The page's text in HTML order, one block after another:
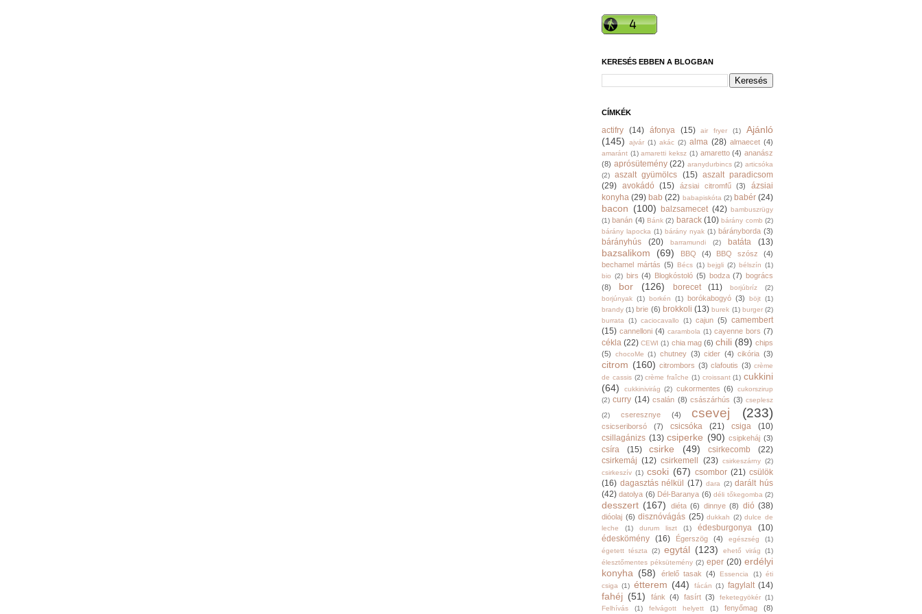
KERESÉS EBBEN A BLOGBAN
CÍMKÉK
actifry (14) áfonya (15) air fryer (1)
Ajánló
(145)
ajvár (1) akác (2) alma (28) almaecet (4)
amaránt (1) amaretti keksz (1) amaretto (4) ananász
(8) aprósütemény (22) aranydurbincs (2) articsóka
(2)
aszalt gyümölcs (15) aszalt paradicsom
(29) avokádó (15) ázsiai citromfű (3)
ázsiai
konyha (29) bab (22) babapiskóta (2) babér (24)
bacon (100) balzsamecet (42) bambuszrügy
(1) banán (4) Bánk (2) barack (10) bárány comb (2)
bárány lapocka (1) bárány nyak (1) bárányborda (3)
bárányhús (20) barramundi (2) batáta (13)
bazsalikom (69) BBQ (4) BBQ szósz
(4)
bechamel mártás (5) Bécs (1) bejgli (2) bélszín (1)
bio (2) birs (4) Blogkóstoló (5) bodza (7) bogrács
(8)
bor (126) borecet (11) borjúbríz
(2)
borjúnyak (1) borkén (1) borókabogyó (3) böjt (1)
brandy (1) brie (6) brokkoli (13) burek (1) burger (2)
burrata
(1) caciocavallo (1) cajun (5) camembert
(15) cannelloni (4) carambola (1) cayenne bors (7)
cékla (22) CEWI (1) chia mag (6) chili (89) chips
(5)
chocoMe (1) chutney (3) cider (4) cikória (3)
citrom (160) citrombors (3) clafoutis (3) crème
de cassis (2) crème fraîche (1) croissant (1) cukkini
(64)
cukkinivirág (2) cukormentes (6)
cukorszirup
(2) curry (14) csalán (8) császárhús (3) cseplesz
(2)
cseresznye (4) csevej (233)
csicseriborsó (7) csicsóka (21) csiga
(10)
csillagánizs (13) csiperke (90) csipkeháj (3)
csíra (15) csirke (49) csirkecomb
(22)
csirkemáj (12) csirkemell (23) csirkeszárny (2)
csirkeszív (1) csoki (67) csombor (21) csülök
(16) dagasztás nélkül (17) dara (2) darált hús
(42) datolya (6) Dél-Baranya (6) déli tőkegomba (2)
desszert (167) diéta (6) dinnye (8) dió (38)
dióolaj (6) disznóvágás (25) dukkah (2) dulce de
leche
(1) durum liszt (1) édesburgonya
(10)
édeskömény (16) Égerszög (4) egészség
(1)
égetett tészta
(2) egytál (123) ehető virág
(1)
élesztőmentes péksütemény (2) eper (20) erdélyi
konyha (58) érlelő tasak (4) Essencia (1) éti
csiga (1) étterem (44) fácán (1) fagylalt (14)
fahéj (51) fánk (4) fasírt (3) feketegyökér (1)
Felhívás
(1) felvágott helyett (1) fenyőmag (8)